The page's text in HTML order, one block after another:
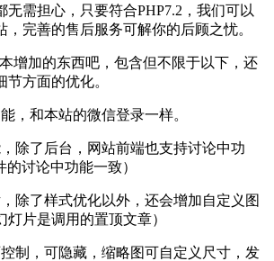
无需担心，只要符合PHP7.2，我们可以
，完善的售后服务可解你的后顾之忧。
增加的东西吧，包含但不限于以下，还
方面的优化。
，和本站的微信登录一样。
除了后台，网站前端也支持讨论中功
的讨论中功能一致）
除了样式优化以外，还会增加自定义图
灯片是调用的置顶文章）
制，可隐藏，缩略图可自定义尺寸，发